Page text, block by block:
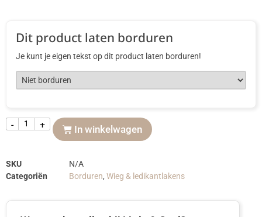
Dit product laten borduren
Je kunt je eigen tekst op dit product laten borduren!
- + In winkelwagen
SKU
N/A
Categoriën
Borduren, Wieg & ledikantlakens